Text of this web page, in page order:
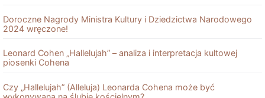
Doroczne Nagrody Ministra Kultury i Dziedzictwa Narodowego
2024 wręczone!
Leonard Cohen „Hallelujah” – analiza i interpretacja kultowej
piosenki Cohena
Czy „Hallelujah” (Alleluja) Leonarda Cohena może być